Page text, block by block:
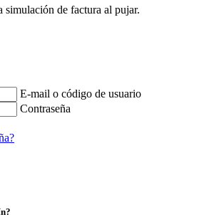
simulación de factura al pujar.
E-mail o código de usuario
Contraseña